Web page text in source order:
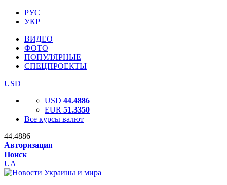
РУС
УКР
ВИДЕО
ФОТО
ПОПУЛЯРНЫЕ
СПЕЦПРОЕКТЫ
USD
USD 44.4886
EUR 51.3350
Все курсы валют
44.4886
Авторизация
Поиск
UA